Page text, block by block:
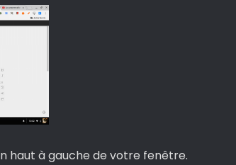
haut à gauche de votre fenêtre.